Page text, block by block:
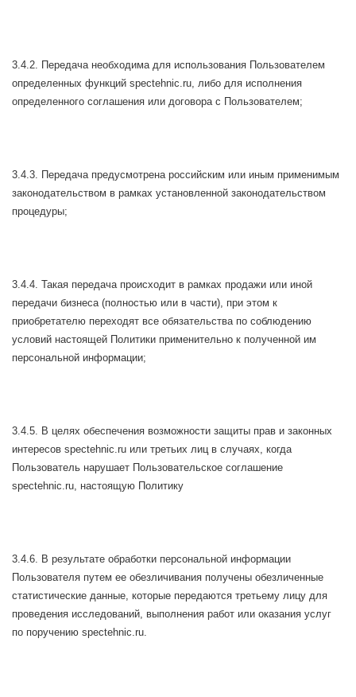
3.4.2. Передача необходима для использования Пользователем
определенных функций spectehnic.ru, либо для исполнения
определенного соглашения или договора с Пользователем;
3.4.3. Передача предусмотрена российским или иным применимым
законодательством в рамках установленной законодательством
процедуры;
3.4.4. Такая передача происходит в рамках продажи или иной
передачи бизнеса (полностью или в части), при этом к
приобретателю переходят все обязательства по соблюдению
условий настоящей Политики применительно к полученной им
персональной информации;
3.4.5. В целях обеспечения возможности защиты прав и законных
интересов spectehnic.ru или третьих лиц в случаях, когда
Пользователь нарушает Пользовательское соглашение
spectehnic.ru, настоящую Политику
3.4.6. В результате обработки персональной информации
Пользователя путем ее обезличивания получены обезличенные
статистические данные, которые передаются третьему лицу для
проведения исследований, выполнения работ или оказания услуг
по поручению spectehnic.ru.